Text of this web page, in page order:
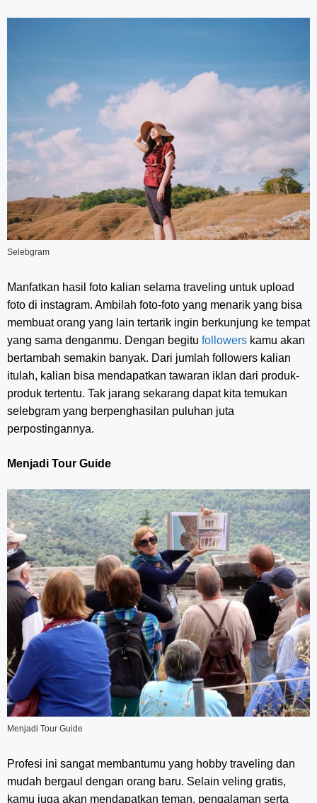
Selebgram
Manfatkan hasil foto kalian selama traveling untuk upload
foto di instagram. Ambilah foto-foto yang menarik yang bisa
membuat orang yang lain tertarik ingin berkunjung ke tempat
yang sama denganmu. Dengan begitu followers kamu akan
bertambah semakin banyak. Dari jumlah followers kalian
itulah, kalian bisa mendapatkan tawaran iklan dari produk-
produk tertentu. Tak jarang sekarang dapat kita temukan
selebgram yang berpenghasilan puluhan juta
perpostingannya.
Menjadi Tour Guide
Menjadi Tour Guide
Profesi ini sangat membantumu yang hobby traveling dan
mudah bergaul dengan orang baru. Selain veling gratis,
kamu juga akan mendapatkan teman, pengalaman serta